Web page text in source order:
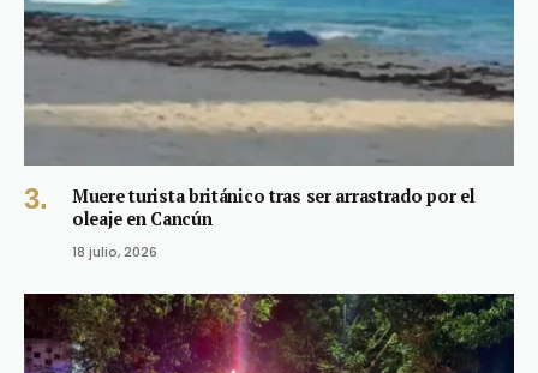
Muere turista británico tras ser arrastrado por el
oleaje en Cancún
18 julio, 2026